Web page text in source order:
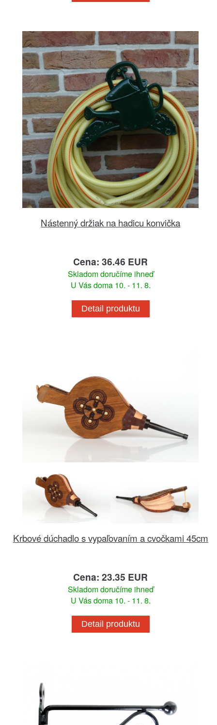
Nástenný držiak na hadicu konvička
Cena: 36.46 EUR
Skladom doručíme ihneď
U Vás doma 10. - 11. 8.
Detail produktu
Krbové dúchadlo s vypaľovaním a cvočkami 45cm
Cena: 23.35 EUR
Skladom doručíme ihneď
U Vás doma 10. - 11. 8.
Detail produktu